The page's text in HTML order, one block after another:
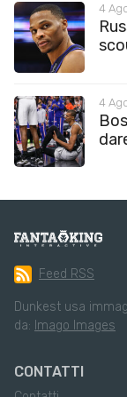
4
4
Feed RSS
Dunkest usa
da: Imago Images
CONTATTI